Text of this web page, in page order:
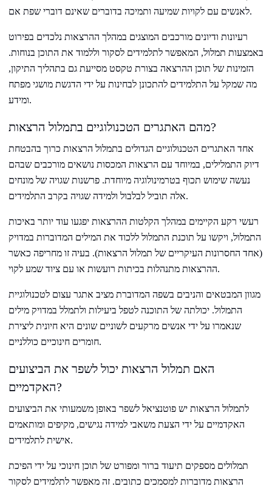
לאנשים עם לקויות שמיעה ותמיכה בדוברים שאינם דוברי שפת אם.
רעיונות ודיונים מורכבים המוצגים במהלך ההרצאות נלכדים בפירוט
באמצעות תמלול, המאפשר לתלמידים לסקור וללמוד את התוכן בנוחות.
הזמינות של תוכן ההרצאה בצורת טקסט מסייעת גם בתהליך התיקון,
מה שמקל על התלמידים להתכונן לבחינות על ידי הדגשת מושגי מפתח
ומידע.
מהם האתגרים הטכנולוגיים בתמלול הרצאות?
אחד האתגרים הטכנולוגיים הגדולים בתמלול הרצאות כרוך בהבטחת
דיוק התמלילים, במיוחד עם הרצאות המכסות נושאים מורכבים שבהם
נעשה שימוש תכוף בטרמינולוגיה מיוחדת. פרשנות שגויה של מונחים
אלה תוביל לבלבול ולמידה שגויה בקרב התלמידים.
רעשי רקע הקיימים במהלך הקלטות ההרצאות יפגעו עוד יותר באיכות
התמלול, ויקשו על תוכנת התמלול ללכוד את המילים המדוברות במדויק
(אחד החסרונות העיקריים של תמלול הרצאות). בעיה זו מחריפה כאשר
ההרצאות מתנהלות בכיתות רועשות או עם ציוד שמע לקוי.
מגוון המבטאים והניבים בשפה המדוברת מציב אתגר עצום לטכנולוגיית
התמלול. יכולתה של התוכנה לטפל ביעילות ולתמלל במדויק מילים
שנאמרו על ידי אנשים מרקעים לשוניים שונים היא חיונית ליצירת
חומרים חינוכיים כוללניים.
האם תמלול הרצאות יכול לשפר את הביצועים
האקדמיים?
לתמלול הרצאות יש פוטנציאל לשפר באופן משמעותי את הביצועים
האקדמיים על ידי הצעת משאבי למידה נגישים, מקיפים ומותאמים
אישית לתלמידים.
תמלולים מספקים תיעוד ברור ומפורט של תוכן חינוכי על ידי הפיכת
הרצאות מדוברות למסמכים כתובים. זה מאפשר לתלמידים לסקור